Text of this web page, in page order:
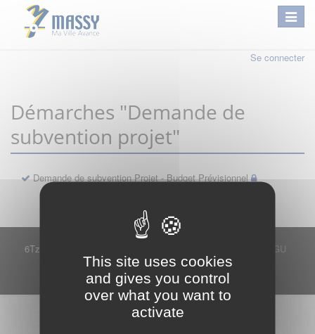
Se connecter
Démarches "Demande de
subvention projet"
Demande de subvention Projet - Budget Prévisionnel
6Tzen ©2015 - Tous droits réservés
CGU
Plan du site
FAQ
Contact
Ce service est proposé par6Tzen
This site uses cookies
and gives you control
over what you want to
activate